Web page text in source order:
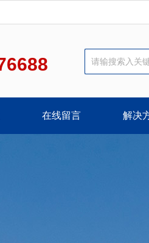
在线留言 解决